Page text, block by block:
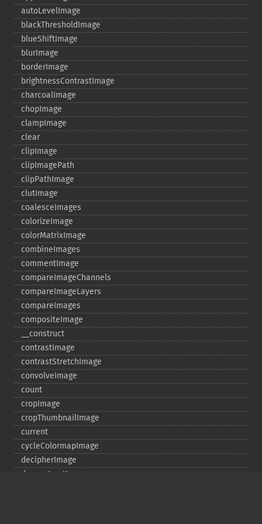
autoLevelImage
blackThresholdImage
blueShiftImage
blurImage
borderImage
brightnessContrastImage
charcoalImage
chopImage
clampImage
clear
clipImage
clipImagePath
clipPathImage
clutImage
coalesceImages
colorizeImage
colorMatrixImage
combineImages
commentImage
compareImageChannels
compareImageLayers
compareImages
compositeImage
_​_​construct
contrastImage
contrastStretchImage
convolveImage
count
cropImage
cropThumbnailImage
current
cycleColormapImage
decipherImage
deconstructImages